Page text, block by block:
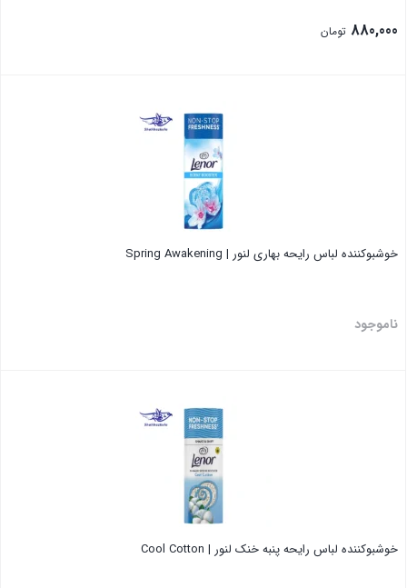
880,000 تومان
خوشبوکننده لباس رایحه بهاری لنور | Spring Awakening
ناموجود
خوشبوکننده لباس رایحه پنبه خنک لنور | Cool Cotton